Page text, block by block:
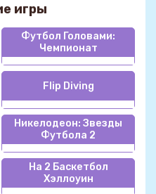
игры
Футбол Головами:
Чемпионат
Flip Diving
Никелодеон: Звезды
Футбола 2
На 2 Баскетбол
Хэллоуин